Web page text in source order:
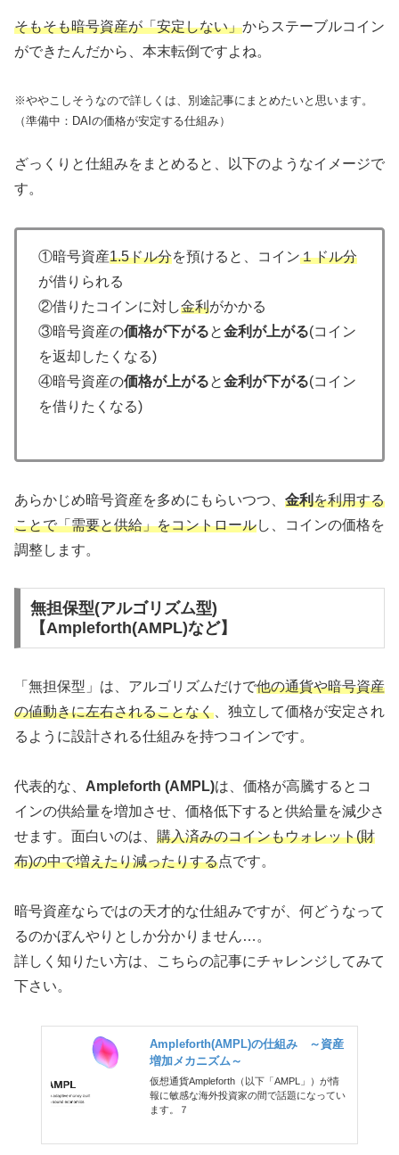
そもそも暗号資産が「安定しない」からステーブルコイン
ができたんだから、本末転倒ですよね。
※ややこしそうなので詳しくは、別途記事にまとめたいと思います。
（準備中：DAIの価格が安定する仕組み）
ざっくりと仕組みをまとめると、以下のようなイメージで
す。
①暗号資産1.5ドル分を預けると、コイン１ドル分
が借りられる
②借りたコインに対し金利がかかる
③暗号資産の価格が下がると金利が上がる(コイン
を返却したくなる)
④暗号資産の価格が上がると金利が下がる(コイン
を借りたくなる)
あらかじめ暗号資産を多めにもらいつつ、 金利を利用する
ことで「需要と供給」をコントロールし、コインの価格を
調整します。
無担保型(アルゴリズム型)
【Ampleforth(AMPL)など】
「無担保型」は、アルゴリズムだけで他の通貨や暗号資産
の値動きに左右されることなく 、独立して価格が安定され
るように設計される仕組みを持つコインです。
代表的な、 Ampleforth (AMPL)は、価格が高騰するとコ
インの供給量を増加させ、価格低下すると供給量を減少さ
せます。面白いのは、 購入済みのコインもウォレット(財
布)の中で増えたり減ったりする点です。
暗号資産ならではの天才的な仕組みですが、何どうなって
るのかぼんやりとしか分かりません…。
詳しく知りたい方は、こちらの記事にチャレンジしてみて
下さい。
Ampleforth(AMPL)の仕組み ～資産
増加メカニズム～
仮想通貨Ampleforth（以下「AMPL」）が情
報に敏感な海外投資家の間で話題になってい
ます。７